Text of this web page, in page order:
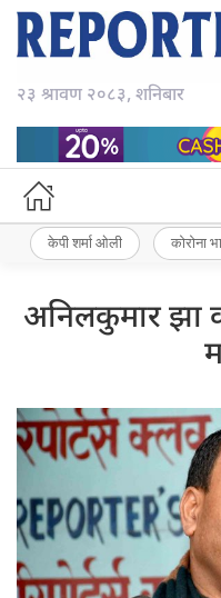
२३ श्रावण २०८३, शनिबार
केपी शर्मा ओली कोरोना
अनिलकुमार झा